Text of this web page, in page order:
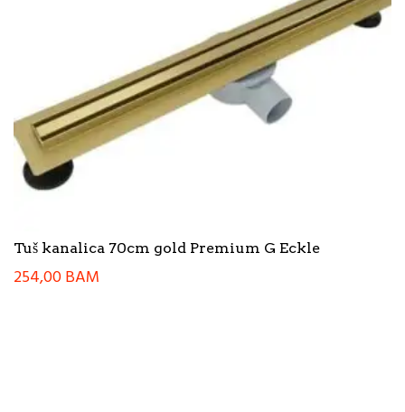
Tuš kanalica 70cm gold Premium G Eckle
254,00BAM